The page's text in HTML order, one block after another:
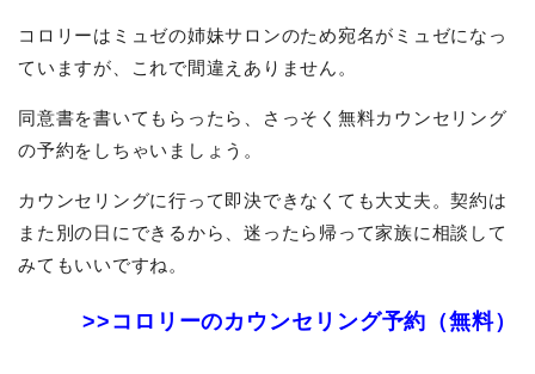
コロリーはミュゼの姉妹サロンのため宛名がミュゼになっ
ていますが、これで間違えありません。
同意書を書いてもらったら、さっそく無料カウンセリング
の予約をしちゃいましょう。
カウンセリングに行って即決できなくても大丈夫。契約は
また別の日にできるから、迷ったら帰って家族に相談して
みてもいいですね。
>>コロリーのカウンセリング予約（無料）